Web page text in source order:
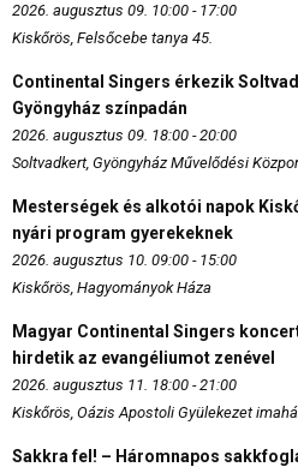
2026. augusztus 09. 10:00 - 17:00
Kiskőrös, Felsőcebe tanya 45.
Continental Singers érkezik
Gyöngyház színpadán
2026. augusztus 09. 18:00 - 20:00
Soltvadkert, Gyöngyház Művelődési
Mesterségek és alkotói napok
nyári program gyerekeknek
2026. augusztus 10. 09:00 - 15:00
Kiskőrös, Hagyományok Háza
Magyar Continental Singers
hirdetik az evangéliumot zenével
2026. augusztus 11. 18:00 - 21:00
Kiskőrös, Oázis Apostoli Gyülekezet
Sakkra fel! – Háromnapos